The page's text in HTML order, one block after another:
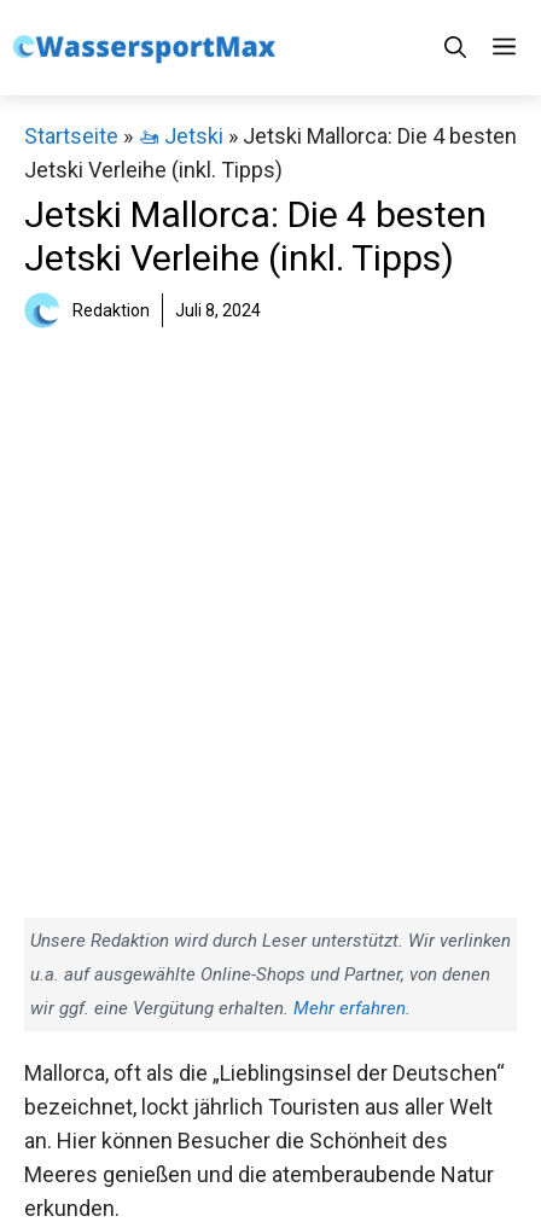
Inhalt
Startseite » 🚤 Jetski » Jetski Mallorca: Die 4 besten
Jetski Verleihe (inkl. Tipps)
Jetski Mallorca: Die 4 besten
Jetski Verleihe (inkl. Tipps)
Redaktion Juli 8, 2024
Unsere Redaktion wird durch Leser unterstützt. Wir verlinken
u.a. auf ausgewählte Online-Shops und Partner, von denen
wir ggf. eine Vergütung erhalten. Mehr erfahren.
Mallorca, oft als die „Lieblingsinsel der Deutschen“
bezeichnet, lockt jährlich Touristen aus aller Welt
an. Hier können Besucher die Schönheit des
Meeres genießen und die atemberaubende Natur
erkunden.